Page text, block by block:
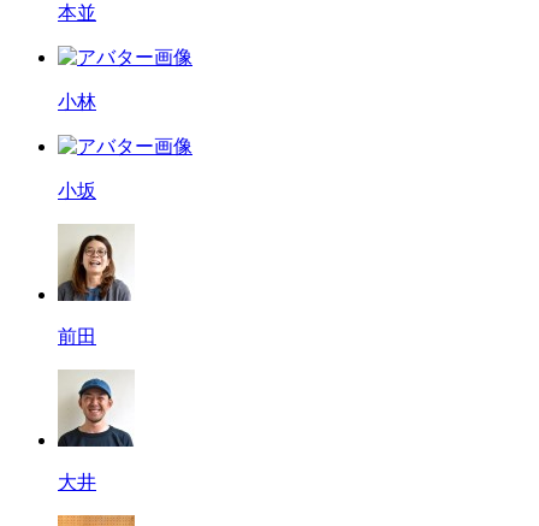
本並
小林
小坂
前田
大井